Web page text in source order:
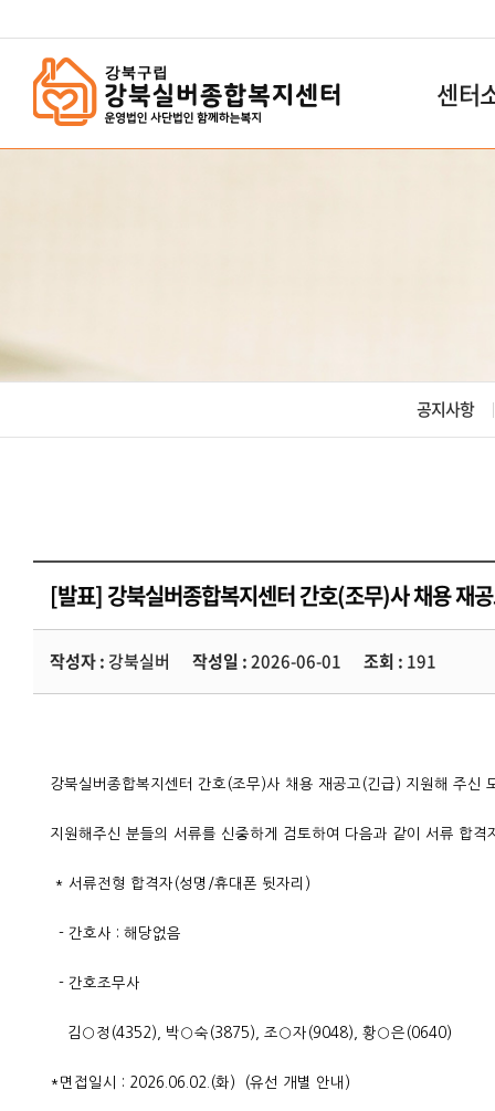
센터
공지사항
[발표] 강북실버종합복지센터 간호(조무)사 채용 재
작성자 : 강북실버 작성일 :2026-06-01 조회 : 191
강북실버종합복지센터 간호(조무)사 채용 재공고(긴급) 지원해 주신
지원해주신 분들의 서류를 신중하게 검토하여 다음과 같이 서류 합격
* 서류전형 합격자(성명/휴대폰 뒷자리)
- 간호사 : 해당없음
- 간호조무사
김○정(4352), 박○숙(3875), 조○자(9048), 황○은(0640)
*면접일시 : 2026.06.02.(화) (유선 개별 안내)